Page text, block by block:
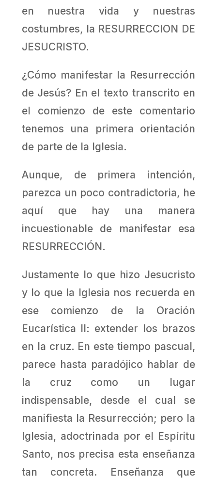
en nuestra vida y nuestras
costumbres, la RESURRECCION DE
JESUCRISTO.
¿Cómo manifestar la Resurrección
de Jesús? En el texto transcrito en
el comienzo de este comentario
tenemos una primera orientación
de parte de la Iglesia.
Aunque, de primera intención,
parezca un poco contradictoria, he
aquí que hay una manera
incuestionable de manifestar esa
RESURRECCIÓN.
Justamente lo que hizo Jesucristo
y lo que la Iglesia nos recuerda en
ese comienzo de la Oración
Eucarística II: extender los brazos
en la cruz. En este tiempo pascual,
parece hasta paradójico hablar de
la cruz como un lugar
indispensable, desde el cual se
manifiesta la Resurrección; pero la
Iglesia, adoctrinada por el Espíritu
Santo, nos precisa esta enseñanza
tan concreta. Enseñanza que